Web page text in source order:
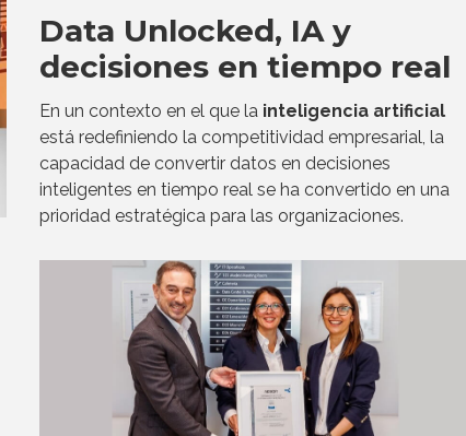
Data Unlocked, IA y
decisiones en tiempo real
En un contexto en el que la inteligencia artificial
está redefiniendo la competitividad empresarial, la
capacidad de convertir datos en decisiones
inteligentes en tiempo real se ha convertido en una
prioridad estratégica para las organizaciones.